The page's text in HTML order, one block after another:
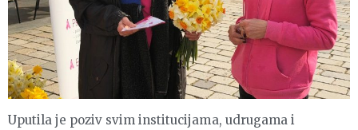
Uputila je poziv svim institucijama, udrugama i